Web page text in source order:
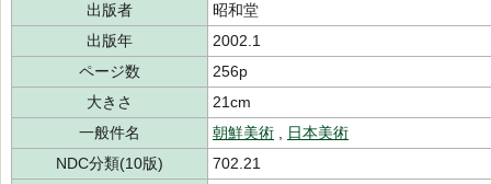
出版者
昭和堂
出版年
2002.1
ページ数
256p
大きさ
21cm
一般件名
朝鮮美術
日本美術
NDC分類(10版)
702.21